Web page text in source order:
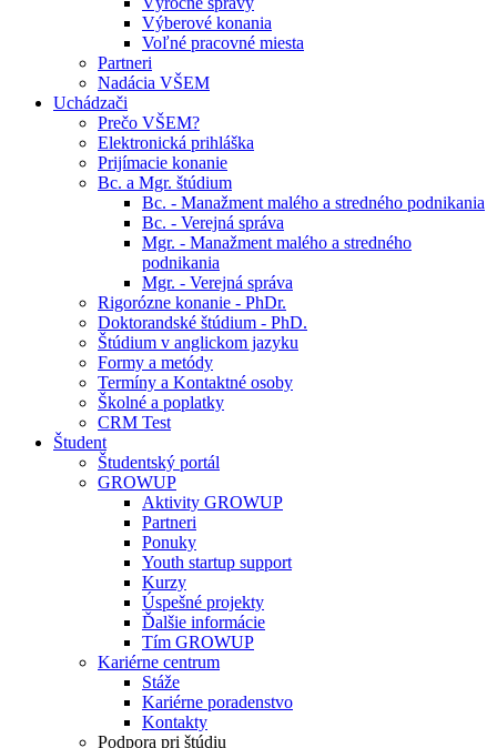
Výberové konania
Voľné pracovné miesta
Partneri
Nadácia VŠEM
Uchádzači
Prečo VŠEM?
Elektronická prihláška
Prijímacie konanie
Bc. a Mgr. štúdium
Bc. - Manažment malého a stredného podnikania
Bc. - Verejná správa
Mgr. - Manažment malého a stredného
podnikania
Mgr. - Verejná správa
Rigorózne konanie - PhDr.
Doktorandské štúdium - PhD.
Štúdium v anglickom jazyku
Formy a metódy
Termíny a Kontaktné osoby
Školné a poplatky
CRM Test
Študent
Študentský portál
GROWUP
Aktivity GROWUP
Partneri
Ponuky
Youth startup support
Kurzy
Úspešné projekty
Ďalšie informácie
Tím GROWUP
Kariérne centrum
Stáže
Kariérne poradenstvo
Kontakty
Podpora pri štúdiu